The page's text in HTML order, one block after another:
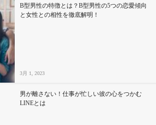
B型男性の特徴とは？B型男性の5つの恋愛傾向
と女性との相性を徹底解明！
3月 1, 2023
男が離さない！仕事が忙しい彼の心をつかむ
LINEとは